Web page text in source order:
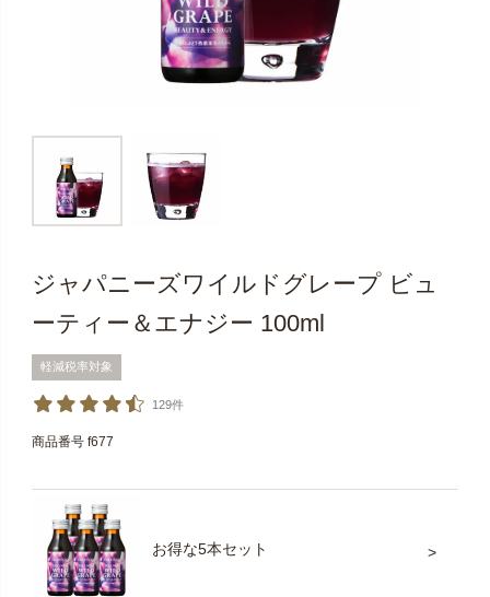
ジャパニーズワイルドグレープ ビュ
ーティー＆エナジー 100ml
軽減税率対象
129件
商品番号 f677
お得な5本セット